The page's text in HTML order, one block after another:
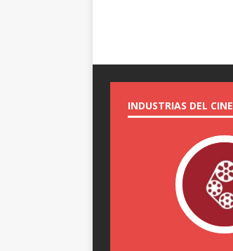
INDUSTRIAS DEL CINE